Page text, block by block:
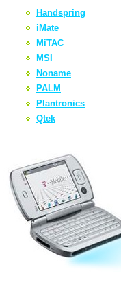
Handspring
iMate
MiTAC
MSI
Noname
PALM
Plantronics
Qtek